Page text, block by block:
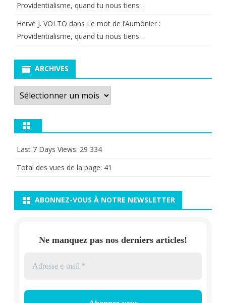
Providentialisme, quand tu nous tiens…
Hervé J. VOLTO dans Le mot de l’Aumônier :
Providentialisme, quand tu nous tiens…
ARCHIVES
Archives
Last 7 Days Views: 29 334
Total des vues de la page: 41
ABONNEZ-VOUS À NOTRE NEWSLETTER
Ne manquez pas nos derniers articles!